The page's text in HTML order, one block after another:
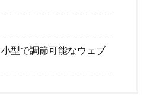
小型で調節可能なウェブ